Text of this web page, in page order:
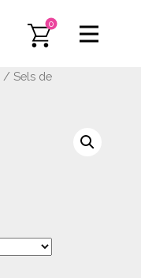
0
/Sels de